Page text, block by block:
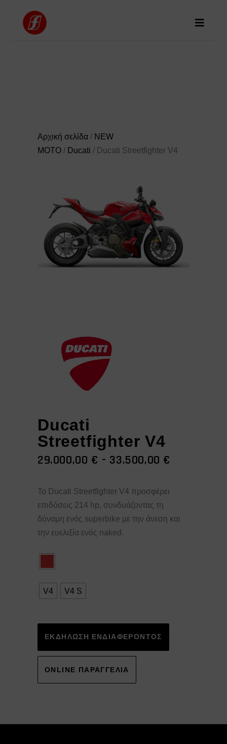
Αρχική σελίδα / NEW
MOTO / Ducati / Ducati Streetfighter V4
Ducati
Streetfighter V4
29.000,00 € - 33.500,00 €
Το Ducati Streetfighter V4 προσφέρει
επιδόσεις 214 hp, συνδυάζοντας τη
δύναμη ενός superbike με την άνεση και
την ευελιξία ενός naked.
V4 V4 S
ΕΚΔΗΛΩΣΗ ΕΝΔΙΑΦΕΡΟΝΤΟΣ
ONLINE ΠΑΡΑΓΓΕΛΙΑ